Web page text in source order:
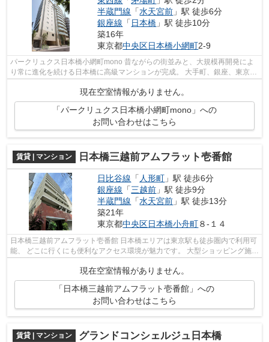
半蔵門線 「水天宮前 」駅 徒歩6分
銀座線 「 日本橋 」駅 徒歩10分
築16年
東京都中央区日本橋小網町2-9
パークリュクス日本橋小網町mono 昔ながらの街並みと、大規模再開発によ
り常に進化を続ける日本橋に高級マンションが完成。 大手町、銀座、東京駅
現在空室情報がありません。
「パークリュクス日本橋小網町mono」への
お問い合わせはこちら
賃貸 | マンション 日本橋三越前アムフラット壱番館
日比谷線 「 人形町 」駅 徒歩6分
銀座線 「三越前 」駅 徒歩9分
半蔵門線 「水天宮前 」駅 徒歩13分
築21年
東京都中央区日本橋小舟町８-１４
日本橋三越前アムフラット壱番館 日本橋エリアは東京駅も徒歩圏内で利用可
能、 どこに行くにも便利なアクセス環境が魅力です。 大型ショッピング施設
現在空室情報がありません。
「日本橋三越前アムフラット壱番館」への
お問い合わせはこちら
賃貸 | マンション グランドコンシェルジュ日本橋